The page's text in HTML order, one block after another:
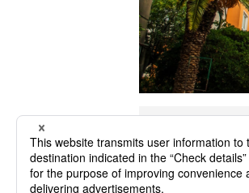
وما إلى ذلك.